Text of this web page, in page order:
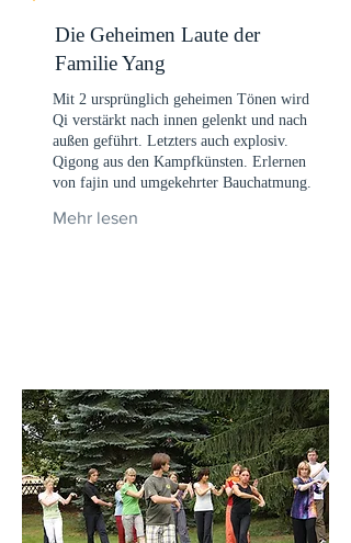
Die Geheimen Laute der
Familie Yang
Mit 2 ursprünglich geheimen Tönen wird
Qi verstärkt nach innen gelenkt und nach
außen geführt. Letzters auch explosiv.
Qigong aus den Kampfkünsten. Erlernen
von fajin und umgekehrter Bauchatmung.
Mehr lesen